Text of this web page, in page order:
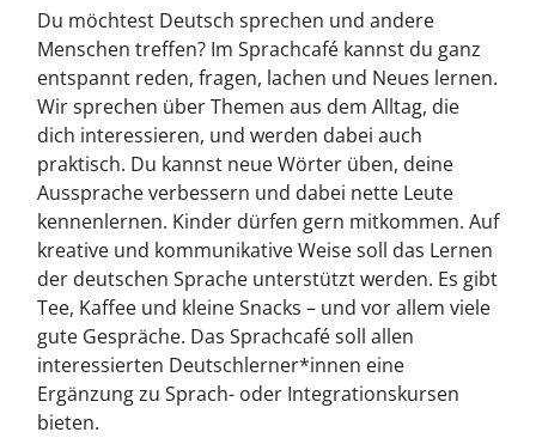
Du möchtest Deutsch sprechen und andere
Menschen treffen? Im Sprachcafé kannst du ganz
entspannt reden, fragen, lachen und Neues lernen.
Wir sprechen über Themen aus dem Alltag, die
dich interessieren, und werden dabei auch
praktisch. Du kannst neue Wörter üben, deine
Aussprache verbessern und dabei nette Leute
kennenlernen. Kinder dürfen gern mitkommen. Auf
kreative und kommunikative Weise soll das Lernen
der deutschen Sprache unterstützt werden. Es gibt
Tee, Kaffee und kleine Snacks – und vor allem viele
gute Gespräche. Das Sprachcafé soll allen
interessierten Deutschlerner*innen eine
Ergänzung zu Sprach- oder Integrationskursen
bieten.